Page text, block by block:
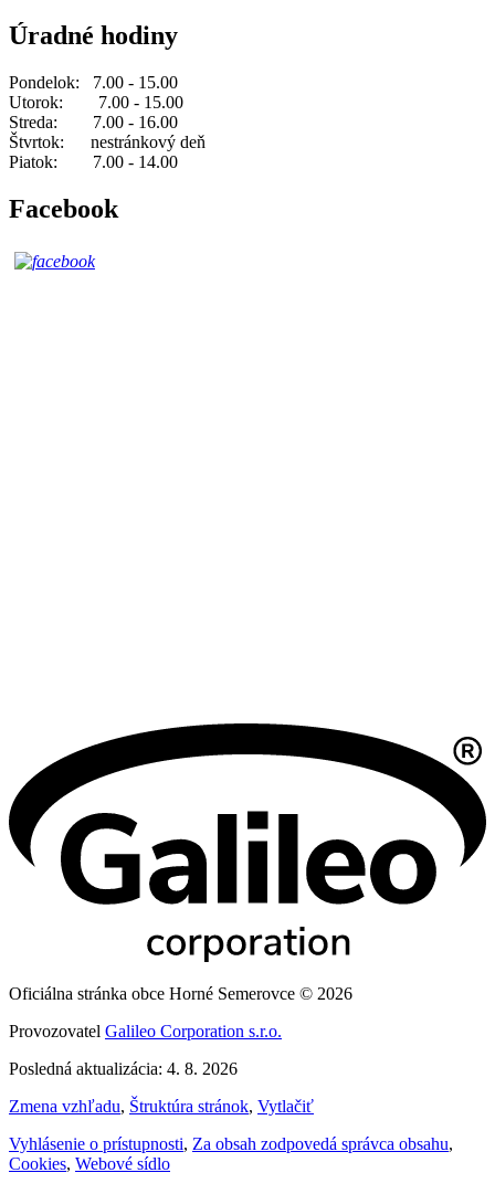
Úradné hodiny
Pondelok: 7.00 - 15.00
Utorok: 7.00 - 15.00
Streda: 7.00 - 16.00
Štvrtok: nestránkový deň
Piatok: 7.00 - 14.00
Facebook
Oficiálna stránka obce Horné Semerovce © 2026
Provozovatel Galileo Corporation s.r.o.
Posledná aktualizácia: 4. 8. 2026
Zmena vzhľadu, Štruktúra stránok, Vytlačiť
Vyhlásenie o prístupnosti, Za obsah zodpovedá správca obsahu,
Cookies, Webové sídlo